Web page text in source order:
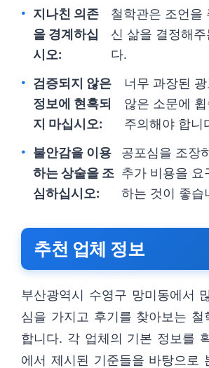
지나친 의존
을 경계하십
시오:
철학관은 조언을
신 삶을 결정해
다.
검증되지 않은
정보에 현혹되
지 마십시오:
너무 과장된
않은 소문에
주의해야 합니
불안감을 이용
하는 상술을 조
심하십시오:
공포심을 조장
추가 비용을 요
하는 것이 좋습
추천 업체 정보
부산광역시 수영구 망미동에서
심을 가지고 후기를 찾아보는 철
합니다. 각 업체의 기본 정보를
에서 제시된 기준들을 바탕으로